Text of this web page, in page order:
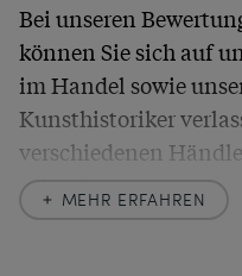
Bei unseren
können Sie sich auf
im Handel sowie
Kunsthistoriker
verschiedenen
MEHR ERFAHREN